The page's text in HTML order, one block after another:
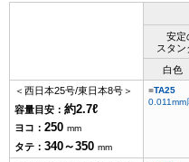
安定
スタン
白色
＜西日本25号/東日本8号＞
容量目安： 約2.7ℓ
ヨコ： 250 mm
タテ： 340～350 mm
TA25
0.011mm